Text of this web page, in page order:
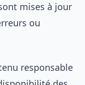
mises à jour
ou
responsable